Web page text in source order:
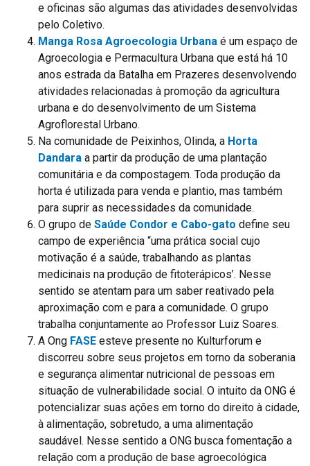
e oficinas são algumas das atividades desenvolvidas
pelo Coletivo.
Manga Rosa Agroecologia Urbana é um espaço de
Agroecologia e Permacultura Urbana que está há 10
anos estrada da Batalha em Prazeres desenvolvendo
atividades relacionadas à promoção da agricultura
urbana e do desenvolvimento de um Sistema
Agroflorestal Urbano.
Na comunidade de Peixinhos, Olinda, a Horta
Dandara a partir da produção de uma plantação
comunitária e da compostagem. Toda produção da
horta é utilizada para venda e plantio, mas também
para suprir as necessidades da comunidade.
O grupo de Saúde Condor e Cabo-gato define seu
campo de experiência “uma prática social cujo
motivação é a saúde, trabalhando as plantas
medicinais na produção de fitoterápicos’. Nesse
sentido se atentam para um saber reativado pela
aproximação com e para a comunidade. O grupo
trabalha conjuntamente ao Professor Luiz Soares.
A Ong FASE esteve presente no Kulturforum e
discorreu sobre seus projetos em torno da soberania
e segurança alimentar nutricional de pessoas em
situação de vulnerabilidade social. O intuito da ONG é
potencializar suas ações em torno do direito à cidade,
à alimentação, sobretudo, a uma alimentação
saudável. Nesse sentido a ONG busca fomentação a
relação com a produção de base agroecológica